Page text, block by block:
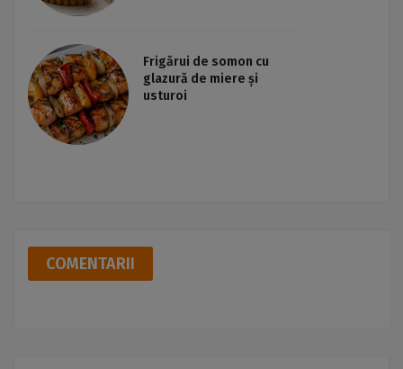
Frigărui de somon cu
glazură de miere și
usturoi
COMENTARII